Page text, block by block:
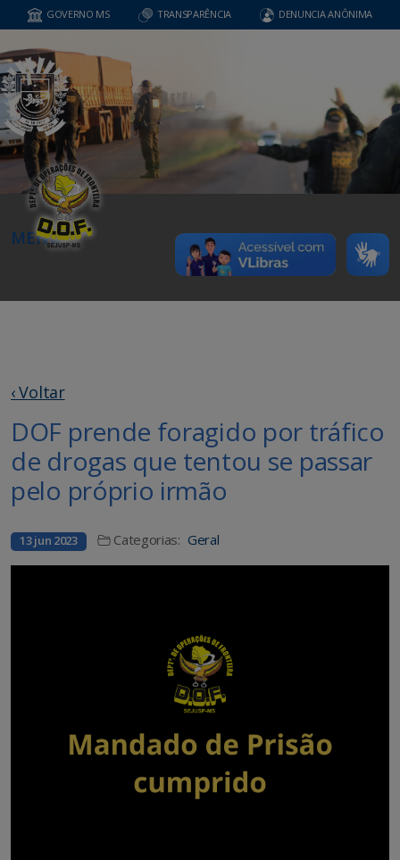
GOVERNO MS TRANSPARÊNCIA DENUNCIA ANÔNIMA
MENU
‹ Voltar
DOF prende foragido por tráfico
de drogas que tentou se passar
pelo próprio irmão
13 jun 2023 Categorias: Geral